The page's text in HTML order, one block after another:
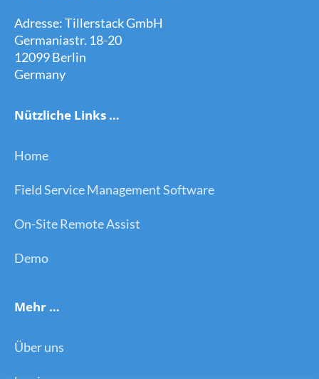
Adresse: Tillerstack GmbH
Germaniastr. 18-20
12099 Berlin
Germany
Nützliche Links …
Home
Field Service Management Software
On-Site Remote Assist
Demo
Mehr …
Über uns